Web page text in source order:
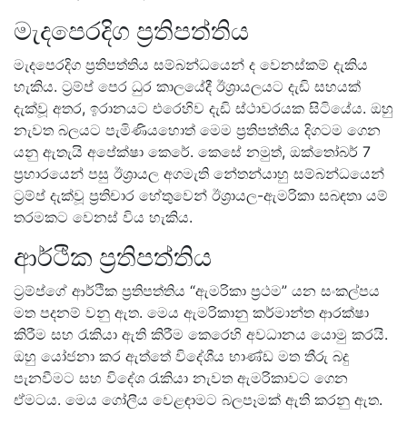
මැදපෙරදිග ප්‍රතිපත්තිය
මැදපෙරදිග ප්‍රතිපත්තිය සම්බන්ධයෙන් ද වෙනස්කම් දැකිය
හැකිය. ට්‍රම්ප් පෙර ධුර කාලයේදී ඊශ්‍රායලයට දැඩි සහයක්
දැක්වූ අතර, ඉරානයට එරෙහිව දැඩි ස්ථාවරයක සිටියේය. ඔහු
නැවත බලයට පැමිණියහොත් මෙම ප්‍රතිපත්තිය දිගටම ගෙන
යනු ඇතැයි අපේක්ෂා කෙරේ. කෙසේ නමුත්, ඔක්තෝබර් 7
ප්‍රහාරයෙන් පසු ඊශ්‍රායල අගමැති නේතන්යාහු සම්බන්ධයෙන්
ට්‍රම්ප් දැක්වූ ප්‍රතිචාර හේතුවෙන් ඊශ්‍රායල-ඇමරිකා සබඳතා යම්
තරමකට වෙනස් විය හැකිය.
ආර්ථික ප්‍රතිපත්තිය
ට්‍රම්ප්ගේ ආර්ථික ප්‍රතිපත්තිය “ඇමරිකා ප්‍රථම” යන සංකල්පය
මත පදනම් වනු ඇත. මෙය ඇමරිකානු කර්මාන්ත ආරක්ෂා
කිරීම සහ රැකියා ඇති කිරීම කෙරෙහි අවධානය යොමු කරයි.
ඔහු යෝජනා කර ඇත්තේ විදේශීය භාණ්ඩ මත තීරු බදු
පැනවීමට සහ විදේශ රැකියා නැවත ඇමරිකාවට ගෙන
ඒමටය. මෙය ගෝලීය වෙළඳාමට බලපෑමක් ඇති කරනු ඇත.